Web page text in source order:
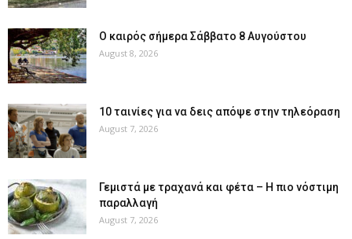
Ο καιρός σήμερα Σάββατο 8 Αυγούστου
August 8, 2026
10 ταινίες για να δεις απόψε στην τηλεόραση
August 7, 2026
Γεμιστά με τραχανά και φέτα – Η πιο νόστιμη
παραλλαγή
August 7, 2026